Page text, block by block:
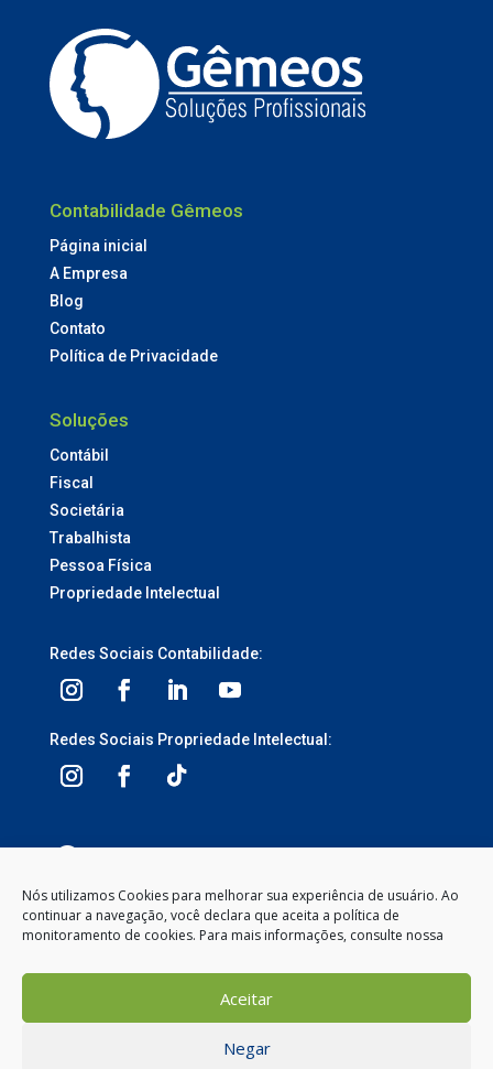
Nós utilizamos Cookies para melhorar sua experiência de usuário. Ao
continuar a navegação, você declara que aceita a política de
monitoramento de cookies. Para mais informações, consulte nossa
Aceitar
Negar
Contabilidade Gêmeos
Página inicial
A Empresa
Blog
Contato
Política de Privacidade
Soluções
Contábil
Fiscal
Societária
Trabalhista
Pessoa Física
Propriedade Intelectual
Redes Sociais Contabilidade:
Redes Sociais Propriedade Intelectual:
Segunda à Sexta-feira
8:00 às 12:00 – 13:30 às 18:00